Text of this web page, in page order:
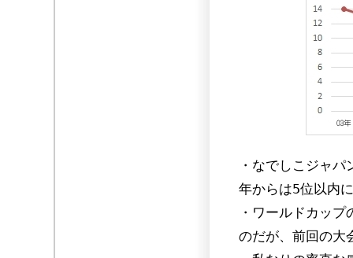
・なでしこジャ
年からは5位以内
・ワールドカッ
のだが、前回の大